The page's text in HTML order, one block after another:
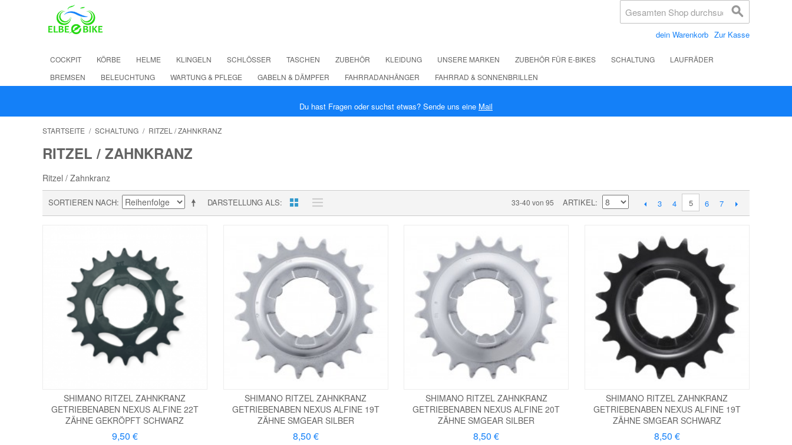
dein Warenkorb Zur Kasse
COCKPIT KÖRBE HELME KLINGELN SCHLÖSSER TASCHEN ZUBEHÖR KLEIDUNG UNSERE MARKEN ZUBEHÖR FÜR E-BIKES SCHALTUNG
LAUFRÄDER
BREMSEN
BELEUCHTUNG WARTUNG & PFLEGE GABELN & DÄMPFER FAHRRADANHÄNGER FAHRRAD & SONNENBRILLEN
Du hast Fragen oder suchst etwas? Sende uns eine Mail
STARTSEITE / SCHALTUNG / RITZEL / ZAHNKRANZ
RITZEL / ZAHNKRANZ
Ritzel / Zahnkranz
DARSTELLUNG ALS
SORTIEREN NACH 33-40 von 95 ARTIKEL 3 4 5 6 7
SHIMANO RITZEL ZAHNKRANZ
GETRIEBENABEN NEXUS ALFINE 22T
ZÄHNE GEKRÖPFT SCHWARZ
9,50 €
SHIMANO RITZEL ZAHNKRANZ
GETRIEBENABEN NEXUS ALFINE 19T
ZÄHNE SMGEAR SILBER
8,50 €
SHIMANO RITZEL ZAHNKRANZ
GETRIEBENABEN NEXUS ALFINE 20T
ZÄHNE SMGEAR SILBER
8,50 €
SHIMANO RITZEL ZAHNKRANZ
GETRIEBENABEN NEXUS ALFINE 19T
ZÄHNE SMGEAR SCHWARZ
8,50 €